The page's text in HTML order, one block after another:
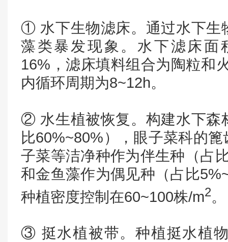
① 水下生物滤床。通过水下生
藻类暴发现象。水下滤床面
16%，滤床填料组合为陶粒和
内循环周期为8~12h。
② 水生植被恢复。构建水下森
比60%~80%），眼子菜科的
子菜等洁净种作为伴生种（占
和金鱼藻作为偶见种（占比
种植密度控制在60~100株/m2。
③ 挺水植被带。种植挺水植